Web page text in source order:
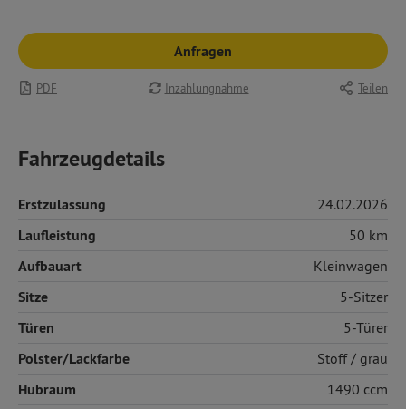
Anfragen
PDF Inzahlungnahme Teilen
Fahrzeugdetails
Erstzulassung 24.02.2026
Laufleistung 50 km
Aufbauart Kleinwagen
Sitze 5-Sitzer
Türen 5-Türer
Polster/Lackfarbe Stoff/ grau
Hubraum 1490 ccm